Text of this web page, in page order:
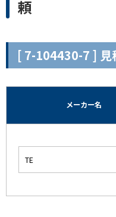
頼
[ 7-104430-7 ] 見
メーカー名